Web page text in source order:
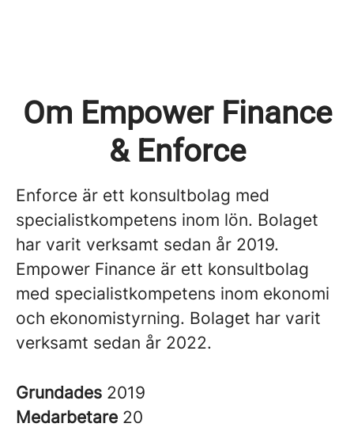
Om Empower Finance
& Enforce
Enforce är ett konsultbolag med
specialistkompetens inom lön. Bolaget
har varit verksamt sedan år 2019.
Empower Finance är ett konsultbolag
med specialistkompetens inom ekonomi
och ekonomistyrning. Bolaget har varit
verksamt sedan år 2022.
Grundades 2019
Medarbetare 20